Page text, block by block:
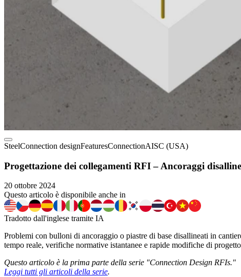
SteelConnection designFeaturesConnectionAISC (USA)
Progettazione dei collegamenti RFI – Ancoraggi
20 ottobre 2024
Questo articolo è disponibile anche in
Tradotto dall'inglese tramite IA
Problemi con bulloni di ancoraggio o piastre di base disallineati in
tempo reale, verifiche normative istantanee e rapide modifiche di
Questo articolo è la prima parte della serie "Connection Design RFIs."
Leggi tutti gli articoli della serie.